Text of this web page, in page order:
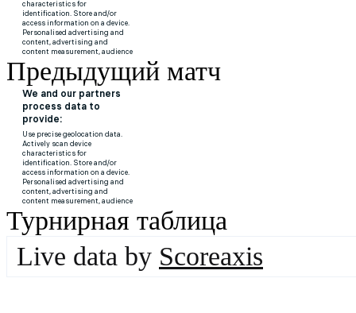
Предыдущий матч
Турнирная таблица
Live data by Scoreaxis